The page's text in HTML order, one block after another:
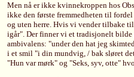
Men nå er ikke kvinnekroppen hos
ikke den første fremmedheten til
og uten herre. Hvis vi vender tilbake
igår". Der finner vi et tradisjonelt bilde
ambivalens: "under den hat jeg
i et smil "i din mundvig, / bak sløret
"Hun var mørk" og "Seks, syv, otte"